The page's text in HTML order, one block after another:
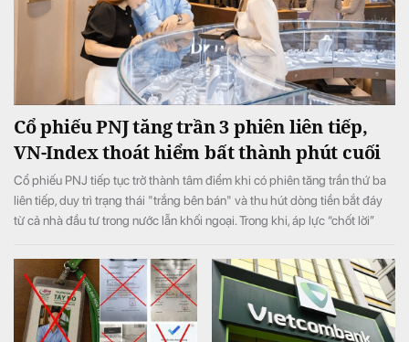
Cổ phiếu PNJ tăng trần 3 phiên liên tiếp,
VN-Index thoát hiểm bất thành phút cuối
Cổ phiếu PNJ tiếp tục trở thành tâm điểm khi có phiên tăng trần thứ ba
liên tiếp, duy trì trạng thái "trắng bên bán" và thu hút dòng tiền bắt đáy
từ cả nhà đầu tư trong nước lẫn khối ngoại. Trong khi, áp lực “chốt lời”